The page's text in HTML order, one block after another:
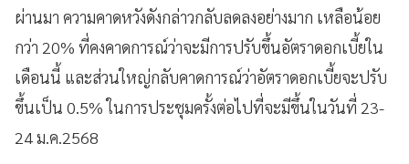
ผ่านมา ความคาดหวังดังกล่าวกลับลดลงอย่างมาก เหลือน้อย
กว่า 20% ที่คงคาดการณ์ว่าจะมีการปรับขึ้นอัตราดอกเบี้ยใน
เดือนนี้ และส่วนใหญ่กลับคาดการณ์ว่าอัตราดอกเบี้ยจะปรับ
ขึ้นเป็น 0.5% ในการประชุมครั้งต่อไปที่จะมีขึ้นในวันที่ 23-
24 ม.ค.2568